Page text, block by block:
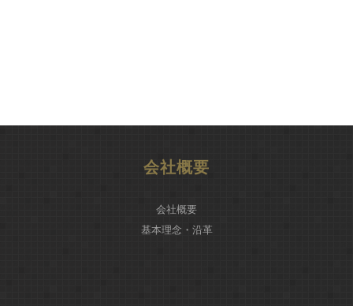
会社概要
会社概要
基本理念・沿革